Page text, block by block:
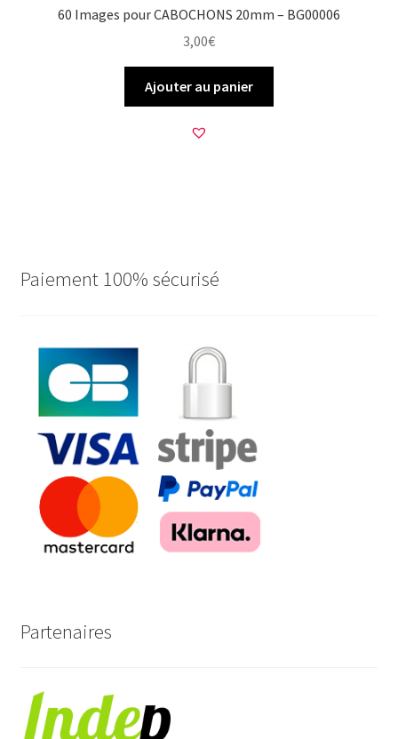
60 Images pour CABOCHONS 20mm – BG00006
3,00€
Ajouter au panier
Paiement 100% sécurisé
Partenaires